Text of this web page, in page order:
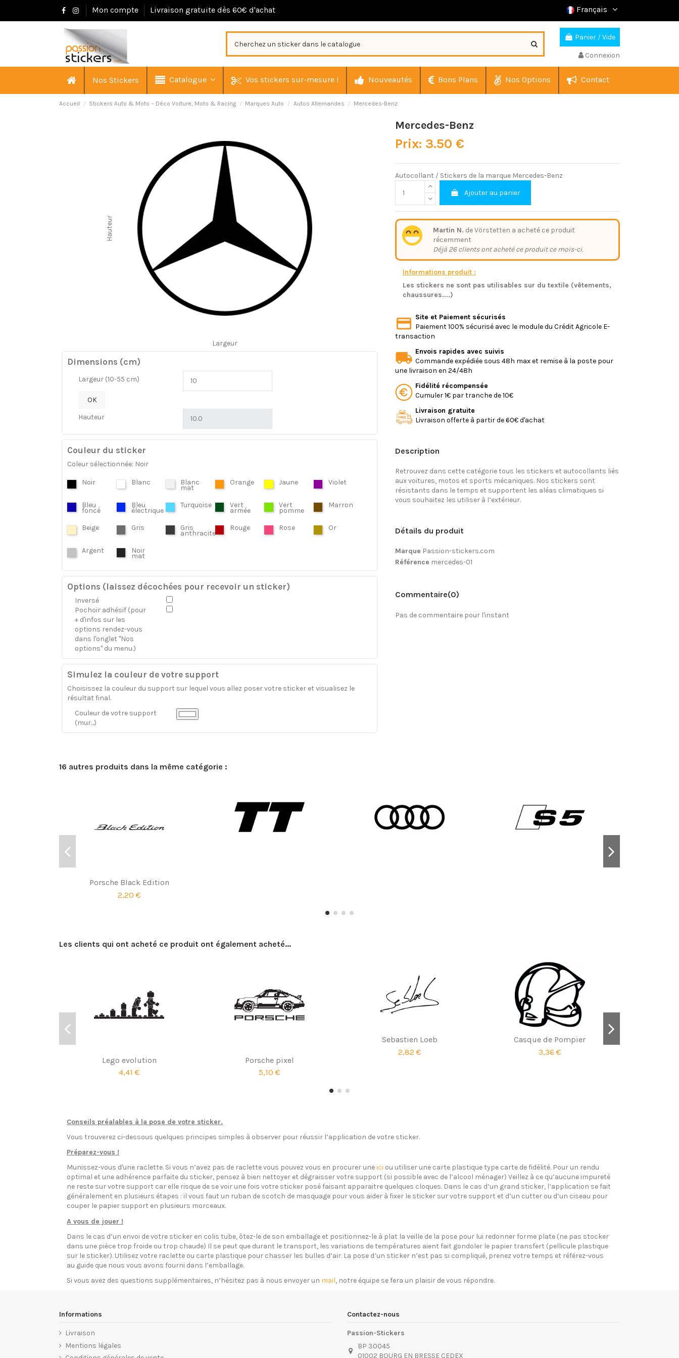
Mon compte Livraison gratuite dès 60€ d'achat Français
Panier /Vide
Connexion
Nos Stickers Catalogue Vos stickers sur-mesure ! Nouveautés Bons Plans Nos Options Contact
Accueil Stickers Auto & Moto – Déco Voiture, Moto & Racing Marques Auto Autos Allemandes Mercedes-Benz
Hauteur
Largeur
Dimensions (cm)
Largeur (10-55 cm)
OK
Hauteur
Couleur du sticker
Coleur sélectionnée: Noir
Noir Blanc Blanc
mat
Orange Jaune Violet
Bleu
foncé
Bleu
électrique
Turquoise Vert
armée
Vert
pomme
Marron
Beige Gris Gris
anthracite
Rouge Rose Or
Argent Noir
mat
Options (laissez décochées pour recevoir un sticker)
Inversé
Pochoir adhésif (pour
+ d'infos sur les
options rendez-vous
dans l'onglet "Nos
options" du menu.)
Simulez la couleur de votre support
Choisissez la couleur du support sur lequel vous allez poser votre sticker et visualisez le
résultat final.
Couleur de votre support
(mur...)
Mercedes-Benz
Prix: 3.50 €
Autocollant / Stickers de la marque Mercedes-Benz
Ajouter au panier
Martin N. de Vörstetten a acheté ce produit
récemment
Déjà 26 clients ont acheté ce produit ce mois-ci.
Informations produit :
Les stickers ne sont pas utilisables sur du textile (vêtements,
chaussures....)
Site et Paiement sécurisés
Paiement 100% sécurisé avec le module du Crédit Agricole E-
transaction
Envois rapides avec suivis
Commande expédiée sous 48h max et remise à la poste pour
une livraison en 24/48h
Fidélité récompensée
Cumuler 1€ par tranche de 10€
Livraison gratuite
Livraison offerte à partir de 60€ d'achat
Description
Retrouvez dans cette catégorie tous les stickers et autocollants liés
aux voitures, motos et sports mécaniques. Nos stickers sont
résistants dans le temps et supportent les aléas climatiques si
vous souhaitez les utiliser à l’extérieur.
Détails du produit
Marque Passion-stickers.com
Référence mercedes-01
Commentaire(0)
Pas de commentaire pour l'instant
16 autres produits dans la même catégorie :
Porsche Black Edition
2,20 €
Les clients qui ont acheté ce produit ont également acheté...
Lego evolution
4,41 €
Porsche pixel
5,10 €
Sebastien Loeb
2,82 €
Casque de Pompier
3,36 €
Conseils préalables à la pose de votre sticker.
Vous trouverez ci-dessous quelques principes simples à observer pour réussir l’application de votre sticker.
Préparez-vous !
Munissez-vous d'une raclette. Si vous n’avez pas de raclette vous pouvez vous en procurer uneici ou utiliser une carte plastique type carte de fidélité. Pour un rendu
optimal et une adhérence parfaite du sticker, pensez à bien nettoyer et dégraisser votre support (si possible avec de l’alcool ménager) Veillez à ce qu’aucune impureté
ne reste sur votre support car elle risque de se voir une fois votre sticker posé faisant apparaitre quelques cloques. Dans le cas d’un grand sticker, l’application se fait
généralement en plusieurs étapes : il vous faut un ruban de scotch de masquage pour vous aider à fixer le sticker sur votre support et d’un cutter ou d’un ciseau pour
couper le papier support en plusieurs morceaux.
A vous de jouer !
Dans le cas d’un envoi de votre sticker en colis tube, ôtez-le de son emballage et positionnez-le à plat la veille de la pose pour lui redonner forme plate (ne pas stocker
dans une pièce trop froide ou trop chaude) Il se peut que durant le transport, les variations de températures aient fait gondoler le papier transfert (pellicule plastique
sur le sticker). Utilisez votre raclette ou carte plastique pour chasser les bulles d’air. La pose d’un sticker n’est pas si compliqué, prenez votre temps et référez-vous
au guide que nous vous avons fourni dans l’emballage.
Si vous avez des questions supplémentaires, n’hésitez pas à nous envoyer un mail, notre équipe se fera un plaisir de vous répondre.
Informations
Livraison
Mentions légales
Contactez-nous
Passion-Stickers
BP 30045
01002 BOURG EN BRESSE CEDEX